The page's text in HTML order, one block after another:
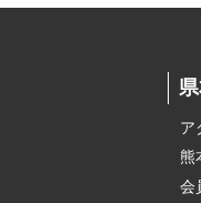
ア
熊
会